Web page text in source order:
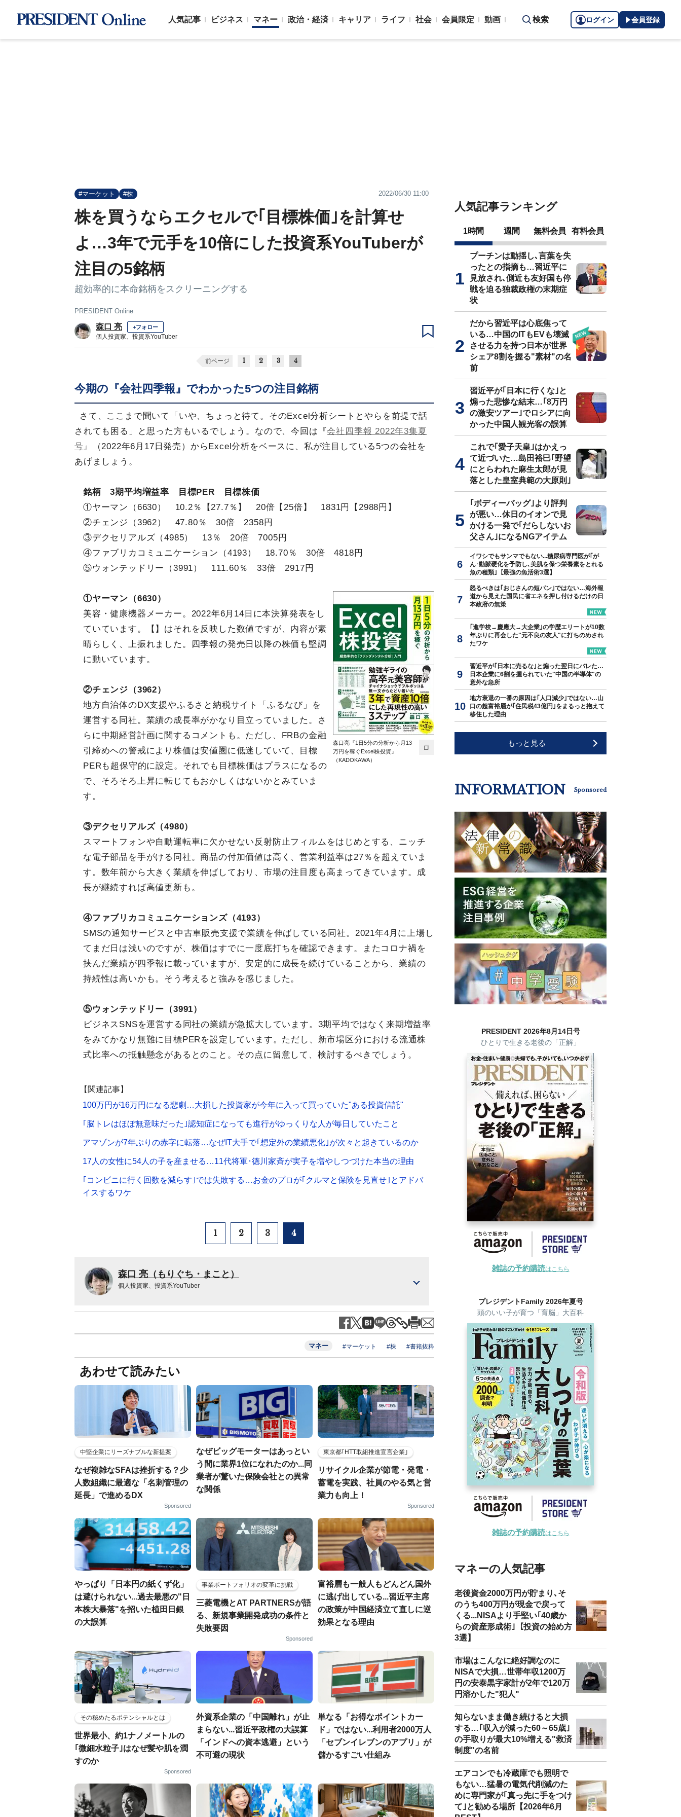
人気記事 ビジネス マネー 政治・経済 キャリア ライフ 社会 会員限定 動画 検索 ログイン 会員登録
#マーケット #株 2022/06/30 11:00
株を買うならエクセルで｢目標株価｣を計算せ
よ…3年で元手を10倍にした投資系YouTuberが
注目の5銘柄
超効率的に本命銘柄をスクリーニングする
PRESIDENT Online
森口 亮 +フォロー
個人投資家、投資系YouTuber
前ページ 1 2 3 4
今期の『会社四季報』でわかった5つの注目銘柄
さて、ここまで聞いて「いや、ちょっと待て。そのExcel分析シートとやらを前提で話
されても困る」と思った方もいるでしょう。なので、今回は『会社四季報 2022年3集夏
号』（2022年6月17日発売）からExcel分析をベースに、私が注目している5つの会社を
あげましょう。
銘柄 3期平均増益率 目標PER 目標株価
①ヤーマン（6630） 10.2％【27.7％】 20倍【25倍】 1831円【2988円】
②チェンジ（3962） 47.80％ 30倍 2358円
③デクセリアルズ（4985） 13％ 20倍 7005円
④ファブリカコミュニケーション（4193） 18.70％ 30倍 4818円
⑤ウォンテッドリー（3991） 111.60％ 33倍 2917円
森口亮『1日5分の分析から月13
万円を稼ぐExcel株投資』
（KADOKAWA）
①ヤーマン（6630）
美容・健康機器メーカー。2022年6月14日に本決算発表をし
ていています。【】はそれを反映した数値ですが、内容が素
晴らしく、上振れました。四季報の発売日以降の株価も堅調
に動いています。
②チェンジ（3962）
地方自治体のDX支援やふるさと納税サイト「ふるなび」を
運営する同社。業績の成長率がかなり目立っていました。さ
らに中期経営計画に関するコメントも。ただし、FRBの金融
引締めへの警戒により株価は安値圏に低迷していて、目標
PERも超保守的に設定。それでも目標株価はプラスになるの
で、そろそろ上昇に転じてもおかしくはないかとみていま
す。
③デクセリアルズ（4980）
スマートフォンや自動運転車に欠かせない反射防止フィルムをはじめとする、ニッチ
な電子部品を手がける同社。商品の付加価値は高く、営業利益率は27％を超えていま
す。数年前から大きく業績を伸ばしており、市場の注目度も高まってきています。成
長が継続すれば高値更新も。
④ファブリカコミュニケーションズ（4193）
SMSの通知サービスと中古車販売支援で業績を伸ばしている同社。2021年4月に上場し
てまだ日は浅いのですが、株価はすでに一度底打ちを確認できます。またコロナ禍を
挟んだ業績が四季報に載っていますが、安定的に成長を続けていることから、業績の
持続性は高いかも。そう考えると強みを感じました。
⑤ウォンテッドリー（3991）
ビジネスSNSを運営する同社の業績が急拡大しています。3期平均ではなく来期増益率
をみてかなり無難に目標PERを設定しています。ただし、新市場区分における流通株
式比率への抵触懸念があるとのこと。その点に留意して、検討するべきでしょう。
【関連記事】
100万円が16万円になる悲劇…大損した投資家が今年に入って買っていた"ある投資信託"
｢脳トレはほぼ無意味だった｣認知症になっても進行がゆっくりな人が毎日していたこと
アマゾンが7年ぶりの赤字に転落…なぜIT大手で｢想定外の業績悪化｣が次々と起きているのか
17人の女性に54人の子を産ませる…11代将軍･徳川家斉が実子を増やしつづけた本当の理由
｢コンビニに行く回数を減らす｣では失敗する…お金のプロが｢クルマと保険を見直せ｣とアドバ
イスするワケ
1 2 3 4
森口 亮（もりぐち・まこと）
個人投資家、投資系YouTuber
マネー #マーケット #株 #書籍抜粋
あわせて読みたい
中堅企業にリーズナブルな新提案
なぜ複雑なSFAは挫折する？少
人数組織に最適な「名刺管理の
延長」で進めるDX
Sponsored
なぜビッグモーターはあっとい
う間に業界1位になれたのか...同
業者が驚いた保険会社との異常
な関係
東京都｢HTT取組推進宣言企業｣
リサイクル企業が節電・発電・
蓄電を実践、社員のやる気と営
業力も向上！
Sponsored
やっぱり「日本円の紙くず化」
は避けられない...過去最悪の"日
本株大暴落"を招いた植田日銀
の大誤算
事業ポートフォリオの変革に挑戦
三菱電機とAT PARTNERSが語
る、新規事業開発成功の条件と
失敗要因
Sponsored
富裕層も一般人もどんどん国外
に逃げ出している...習近平主席
の政策が中国経済立て直しに逆
効果となる理由
その秘めたるポテンシャルとは
世界最小、約1ナノメートルの
｢微細水粒子｣はなぜ髪や肌を潤
すのか
Sponsored
外資系企業の「中国離れ」が止
まらない...習近平政権の大誤算
「インドへの資本逃避」という
不可避の現状
単なる「お得なポイントカー
ド」ではない...利用者2000万人
「セブンイレブンのアプリ」が
儲かるすごい仕組み
人気記事ランキング
1時間 週間 無料会員 有料会員
プーチンは動揺し､言葉を失
ったとの指摘も…習近平に
見放され､側近も友好国も停
戦を迫る独裁政権の末期症
状
だから習近平は心底焦って
いる…中国のITもEVも壊滅
させる力を持つ日本が世界
シェア8割を握る"素材"の名
前
習近平が｢日本に行くな｣と
煽った悲惨な結末…｢8万円
の激安ツアー｣でロシアに向
かった中国人観光客の誤算
これで｢愛子天皇｣はかえっ
て近づいた…島田裕巳｢野望
にとらわれた麻生太郎が見
落とした皇室典範の大原則｣
｢ボディーバッグ｣より評判
が悪い…休日のイオンで見
かける一発で｢だらしないお
父さん｣になるNGアイテム
イワシでもサンマでもない...糖尿病専門医が｢が
ん･動脈硬化を予防し､美肌を保つ栄養素をとれる
魚の種類｣【最強の魚活術3選】
怒るべきは｢おじさんの短パン｣ではない…海外報
道から見えた国民に省エネを押し付けるだけの日
本政府の無策
｢進学校→慶應大→大企業｣の学歴エリートが10数
年ぶりに再会した"元不良の友人"に打ちのめされ
たワケ
習近平が｢日本に売るな｣と煽った翌日にバレた…
日本企業に6割を握られていた"中国の半導体"の
意外な急所
地方衰退の一番の原因は｢人口減少｣ではない…山
口の超富裕層が｢住民税43億円｣をまるっと抱えて
移住した理由
もっと見る
INFORMATION Sponsored
PRESIDENT 2026年8月14日号
ひとりで生きる老後の「正解」
雑誌の予約購読はこちら
プレジデントFamily 2026年夏号
頭のいい子が育つ「育脳」大百科
雑誌の予約購読はこちら
マネーの人気記事
老後資金2000万円が貯まり､そ
のうち400万円が現金で戻って
くる...NISAより手堅い｢40歳か
らの資産形成術｣【投資の始め方
3選】
市場はこんなに絶好調なのに
NISAで大損…世帯年収1200万
円の安泰黒字家計が2年で120万
円溶かした"犯人"
知らないまま働き続けると大損
する…｢収入が減った60～65歳｣
の手取りが最大10%増える"救済
制度"の名前
エアコンでも冷蔵庫でも照明で
もない…猛暑の電気代削減のた
めに専門家が｢真っ先に手をつけ
て｣と勧める場所【2026年6月